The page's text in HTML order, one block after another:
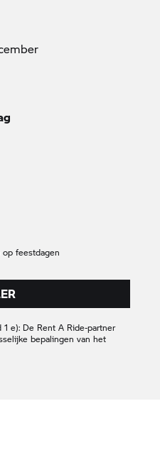
feestdagen
e): De Rent A Ride-partner
bepalingen van het